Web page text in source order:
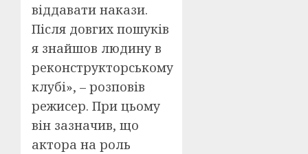
віддавати накази.
Після довгих пошуків
я знайшов людину в
реконструкторському
клубі», – розповів
режисер. При цьому
він зазначив, що
актора на роль